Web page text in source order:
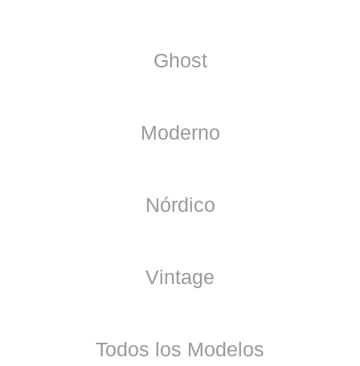
Ghost
Moderno
Nórdico
Vintage
Todos los Modelos